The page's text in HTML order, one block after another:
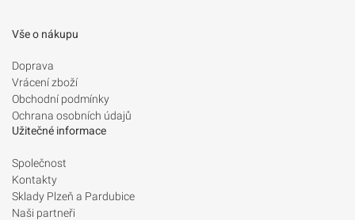
Vše o nákupu
Doprava
Vrácení zboží
Obchodní podmínky
Ochrana osobních údajů
Užitečné informace
Společnost
Kontakty
Sklady Plzeň a Pardubice
Naši partneři